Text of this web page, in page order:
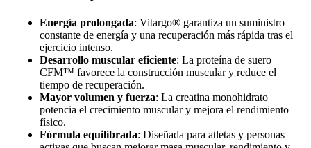
Energía prolongada: Vitargo® garantiza un suministro
constante de energía y una recuperación más rápida tras el
ejercicio intenso.
Desarrollo muscular eficiente: La proteína de suero
CFM™ favorece la construcción muscular y reduce el
tiempo de recuperación.
Mayor volumen y fuerza: La creatina monohidrato
potencia el crecimiento muscular y mejora el rendimiento
físico.
Fórmula equilibrada: Diseñada para atletas y personas